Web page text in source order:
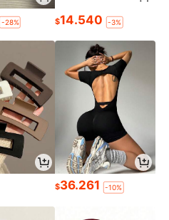
-28% $14.540 -3%
$36.261 -10%